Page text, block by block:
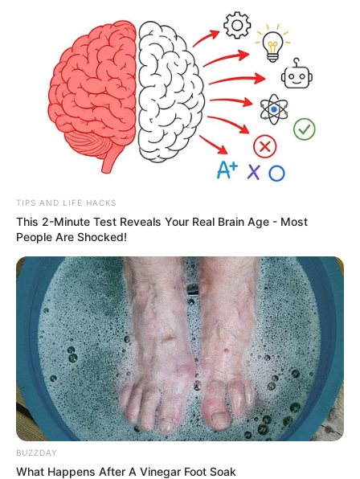
TIPS AND LIFE HACKS
This 2-Minute Test Reveals Your Real Brain Age - Most
People Are Shocked!
BUZZDAY
What Happens After A Vinegar Foot Soak